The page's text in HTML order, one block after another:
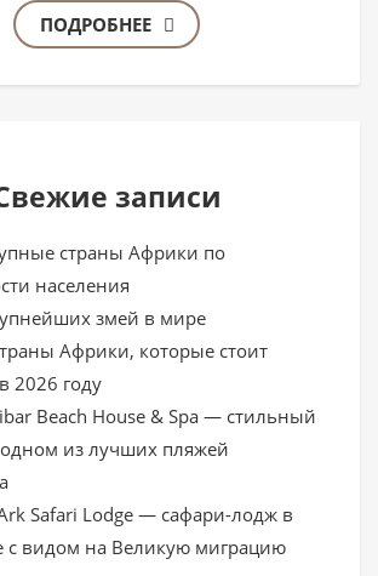
ПОДРОБНЕЕ
записи
страны Африки по
населения
змей в мире
Африки, которые стоит
2026 году
Beach House & Spa — стильный
из лучших пляжей
Safari Lodge — сафари-лодж в
с видом на Великую миграцию